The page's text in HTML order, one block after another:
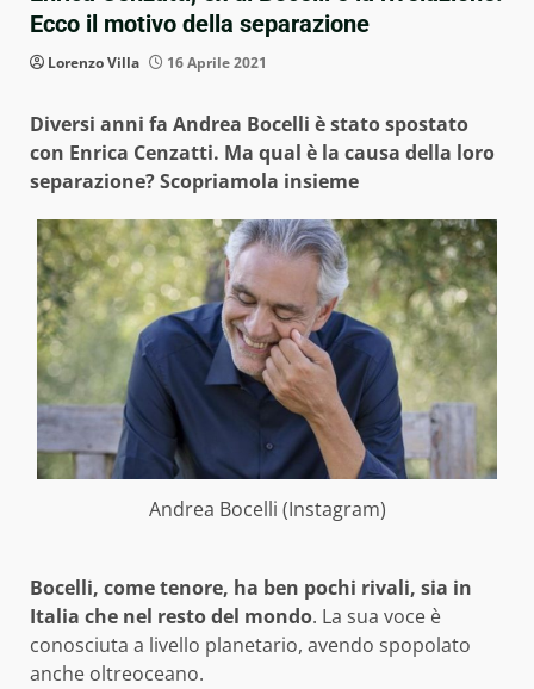
Ecco il motivo della separazione
Lorenzo Villa 16 Aprile 2021
Diversi anni fa Andrea Bocelli è stato spostato
con Enrica Cenzatti. Ma qual è la causa della loro
separazione? Scopriamola insieme
Andrea Bocelli (Instagram)
Bocelli, come tenore, ha ben pochi rivali, sia in
Italia che nel resto del mondo. La sua voce è
conosciuta a livello planetario, avendo spopolato
anche oltreoceano.